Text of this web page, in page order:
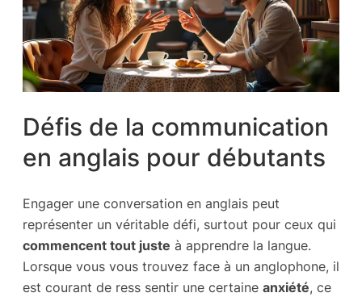
Défis de la communication
en anglais pour débutants
Engager une conversation en anglais peut
représenter un véritable défi, surtout pour ceux qui
commencent tout juste à apprendre la langue.
Lorsque vous vous trouvez face à un anglophone, il
est courant de ress sentir une certaine anxiété, ce